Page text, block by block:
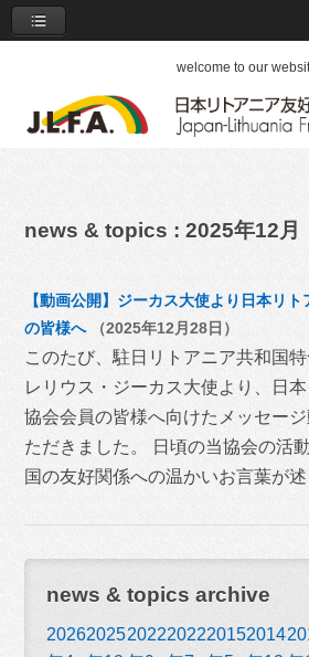
welcome to our
news & topics : 2025年12月
【動画公開】ジーカス大使より日本リ
の皆様へ
（2025年12月28日）
このたび、駐日リトアニア共和国
レリウス・ジーカス大使より、日
協会会員の皆様へ向けたメッセー
ただきました。 日頃の当協会の活
国の友好関係への温かいお言葉が
news & topics archive
202620252022202220152014